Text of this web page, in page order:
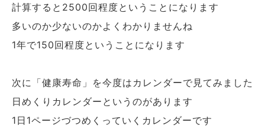
計算すると 2500回程度ということになります
多いのか少ないのかよくわかりませんね
1年で150回程度ということになります
次に「健康寿命」を今度はカレンダーで見てみました
日めくりカレンダーというのがあります
1 日 1ページづつめくっていくカレンダーです